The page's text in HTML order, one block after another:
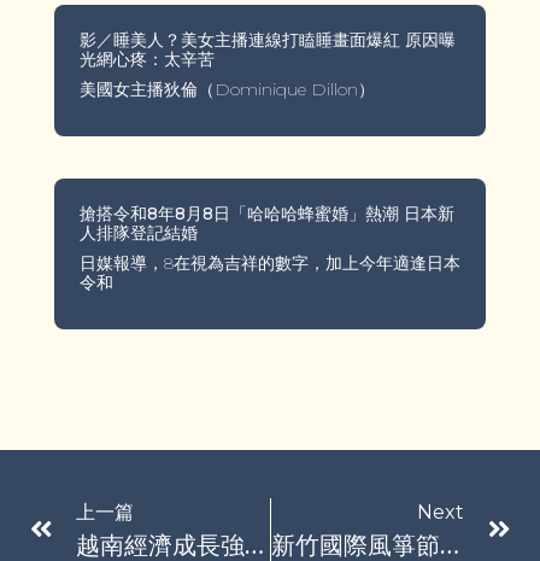
影／睡美人？美女主播連線打瞌睡畫面爆紅 原因曝
光網心疼：太辛苦
美國女主播狄倫（Dominique Dillon）
搶搭令和8年8月8日「哈哈哈蜂蜜婚」熱潮 日本新
人排隊登記結婚
日媒報導，8在視為吉祥的數字，加上今年適逢日本
令和
上一篇
越南經濟成長強勁 國銀深耕20年在地經營多角布局
Next
新竹國際風箏節要來了 「星艦決戰外星人」